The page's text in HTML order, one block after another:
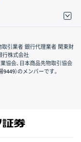
取引業者 銀行代理業者 関東財
行株式会社
協会、日本商品先物取引協会
）のメンバーです。